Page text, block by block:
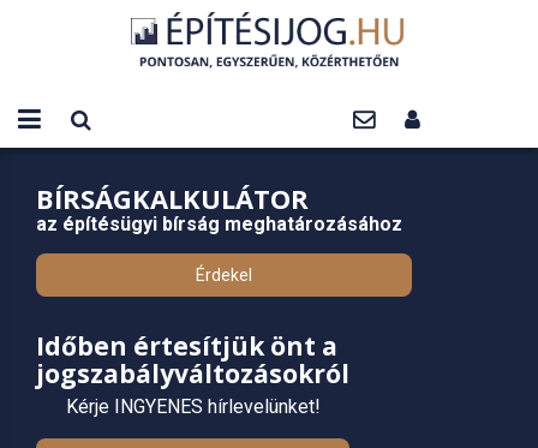
BÍRSÁGKALKULÁTOR
az építésügyi bírság meghatározásához
Érdekel
Időben értesítjük önt a
jogszabályváltozásokról
Kérje INGYENES hírlevelünket!